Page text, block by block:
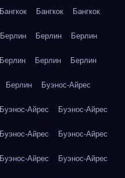
Бангкок Бангкок Бангкок
Берлин Берлин Берлин
Берлин Берлин Берлин
Берлин Буэнос-Айрес
Буэнос-Айрес Буэнос-Айрес
Буэнос-Айрес Буэнос-Айрес
Буэнос-Айрес Буэнос-Айрес